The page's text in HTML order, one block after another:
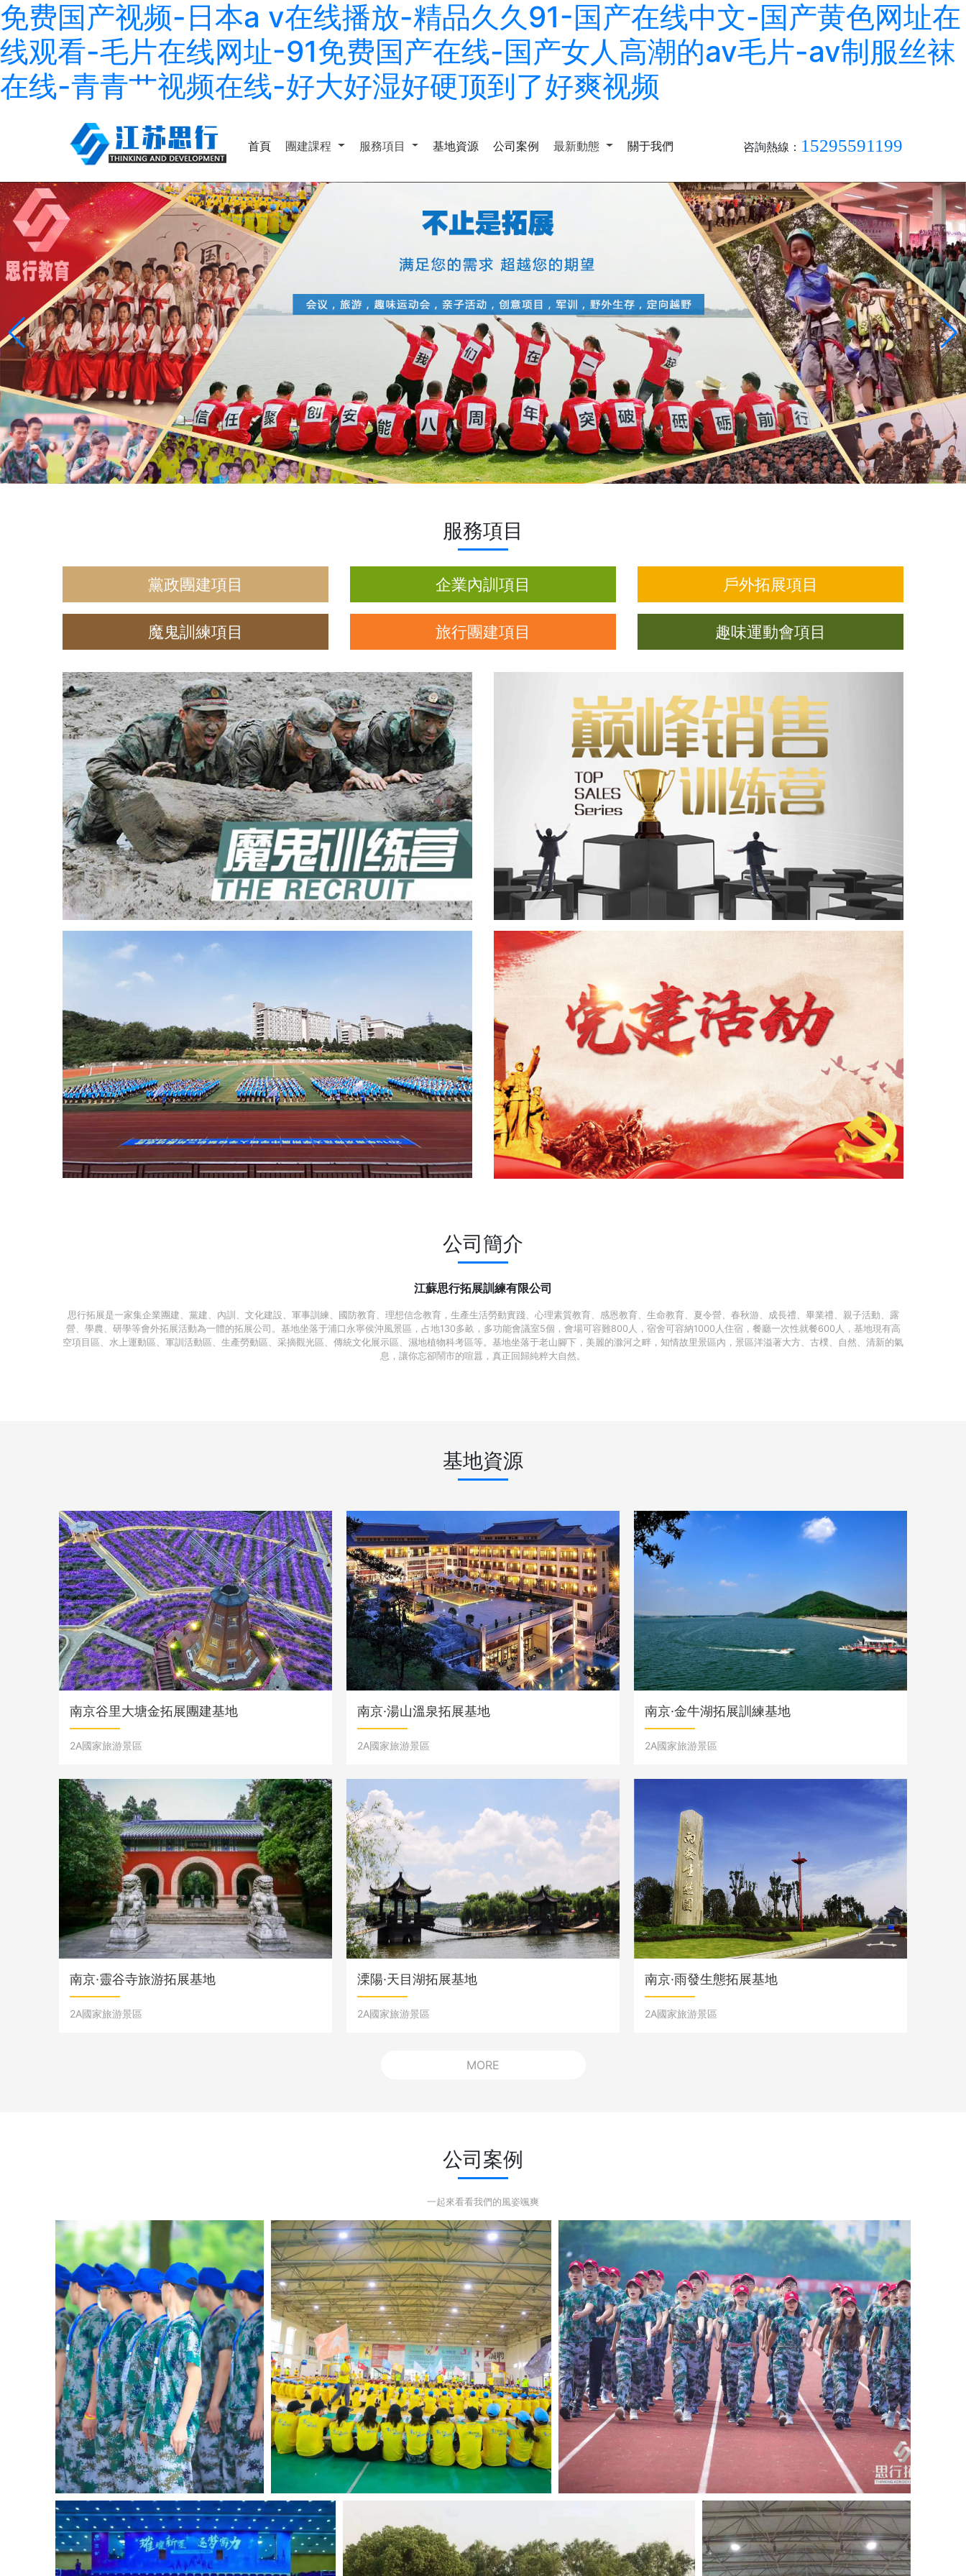
免费国产视频-日本a v在线播放-精品久久91-国产在线中文-国产黄色网址在
线观看-毛片在线网址-91免费国产在线-国产女人高潮的av毛片-av制服丝袜
在线-青青艹视频在线-好大好湿好硬顶到了好爽视频
首頁 團建課程 服務項目 基地資源 公司案例 最新動態 關于我們 咨詢熱線： 15295591199
服務項目
黨政團建項目 企業內訓項目 戶外拓展項目
魔鬼訓練項目 旅行團建項目 趣味運動會項目
公司簡介
江蘇思行拓展訓練有限公司
思行拓展是一家集企業團建、黨建、內訓、文化建設、軍事訓練、國防教育、理想信念教育，生產生活勞動實踐、心理素質教育、感恩教育、生命教育、夏令營、春秋游、成長禮、畢業禮、親子活動、露
營、學農、研學等會外拓展活動為一體的拓展公司。基地坐落于浦口永寧侯沖風景區，占地130多畝，多功能會議室5個，會場可容難800人，宿舍可容納1000人住宿，餐廳一次性就餐600人，基地現有高
空項目區、水上運動區、軍訓活動區、生產勞動區、采摘觀光區、傳統文化展示區、濕地植物科考區等。基地坐落于老山腳下，美麗的滁河之畔，知情故里景區內，景區洋溢著大方、古樸、自然、清新的氣
息，讓你忘卻鬧市的喧囂，真正回歸純粹大自然。
基地資源
南京谷里大塘金拓展團建基地
2A國家旅游景區
南京·湯山溫泉拓展基地
2A國家旅游景區
南京·金牛湖拓展訓練基地
2A國家旅游景區
南京·靈谷寺旅游拓展基地
2A國家旅游景區
溧陽·天目湖拓展基地
2A國家旅游景區
南京·雨發生態拓展基地
2A國家旅游景區
MORE
公司案例
一起來看看我們的風姿颯爽